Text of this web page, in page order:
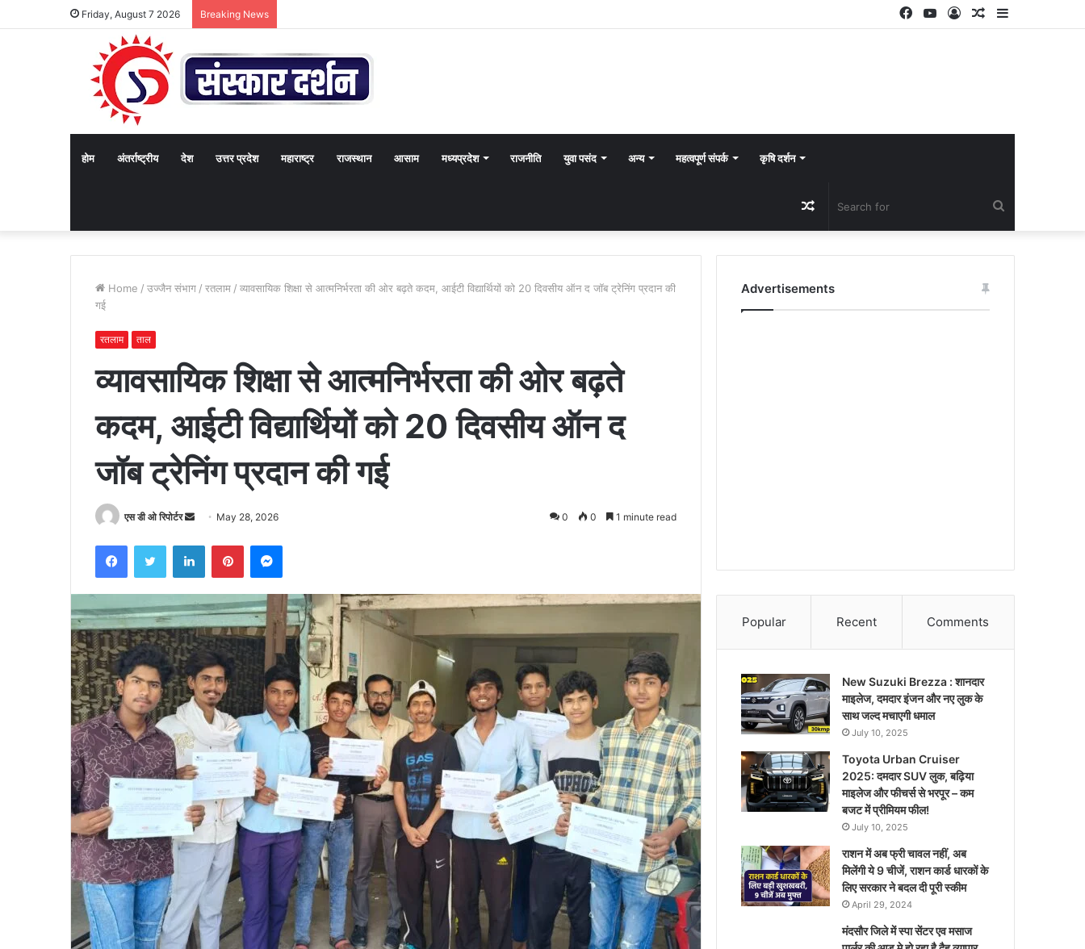
Friday, August 7 2026 Breaking News Sidebar
Random
Log
YouTube
Facebook
होम अंतर्राष्ट्रीय देश उत्तर प्रदेश महाराष्ट्र राजस्थान आसाम मध्यप्रदेश राजनीति युवा पसंद अन्य महत्वपूर्ण संपर्क कृषि दर्शन
for
Random
Article
Home / उज्जैन संभाग / रतलाम / व्यावसायिक शिक्षा से आत्मनिर्भरता की ओर बढ़ते कदम, आईटी विद्यार्थियों को 20 दिवसीय ऑन द जॉब ट्रेनिंग प्रदान की
गई
रतलाम ताल
व्यावसायिक शिक्षा से आत्मनिर्भरता की ओर बढ़ते
कदम, आईटी विद्यार्थियों को 20 दिवसीय ऑन द
जॉब ट्रेनिंग प्रदान की गई
एस डी ओ रिपोर्टर
Send May 28, 2026 0 0 1 minute read
FacebookTwitter LinkedInPinterestMessenger
Advertisements
Popular Recent Comments
New Suzuki Brezza : शानदार
माइलेज, दमदार इंजन और नए लुक के
साथ जल्द मचाएगी धमाल
July 10, 2025
Toyota Urban Cruiser
2025: दमदार SUV लुक, बढ़िया
माइलेज और फीचर्स से भरपूर – कम
बजट में प्रीमियम फील!
July 10, 2025
राशन में अब फ्री चावल नहीं, अब
मिलेंगी ये 9 चीजें, राशन कार्ड धारकों के
लिए सरकार ने बदल दी पूरी स्कीम
April 29, 2024
मंदसौर जिले में स्पा सेंटर एव मसाज